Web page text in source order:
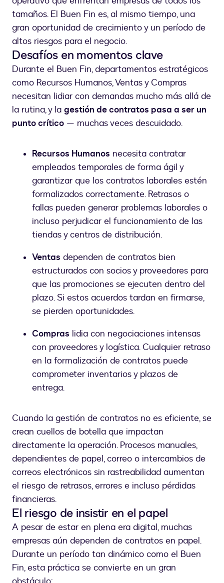
tamaños. El Buen Fin es, al mismo tiempo, una
gran oportunidad de crecimiento y un período de
altos riesgos para el negocio.
Desafíos en momentos clave
Durante el Buen Fin, departamentos estratégicos
como Recursos Humanos, Ventas y Compras
necesitan lidiar con demandas mucho más allá de
la rutina, y la gestión de contratos pasa a ser un
punto crítico — muchas veces descuidado.
Recursos Humanos necesita contratar
empleados temporales de forma ágil y
garantizar que los contratos laborales estén
formalizados correctamente. Retrasos o
fallas pueden generar problemas laborales o
incluso perjudicar el funcionamiento de las
tiendas y centros de distribución.
Ventas dependen de contratos bien
estructurados con socios y proveedores para
que las promociones se ejecuten dentro del
plazo. Si estos acuerdos tardan en firmarse,
se pierden oportunidades.
Compras lidia con negociaciones intensas
con proveedores y logística. Cualquier retraso
en la formalización de contratos puede
comprometer inventarios y plazos de
entrega.
Cuando la gestión de contratos no es eficiente, se
crean cuellos de botella que impactan
directamente la operación. Procesos manuales,
dependientes de papel, correo o intercambios de
correos electrónicos sin rastreabilidad aumentan
el riesgo de retrasos, errores e incluso pérdidas
financieras.
El riesgo de insistir en el papel
A pesar de estar en plena era digital, muchas
empresas aún dependen de contratos en papel.
Durante un período tan dinámico como el Buen
Fin, esta práctica se convierte en un gran